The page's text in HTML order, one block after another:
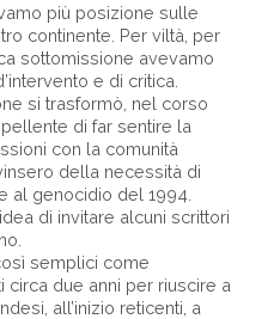
più posizione sulle
continente. Per viltà, per
sottomissione avevamo
e di critica.
si trasformò, nel corso
di far sentire la
con la comunità
della necessità di
al genocidio del 1994.
di invitare alcuni scrittori
semplici come
circa due anni per riuscire a
all’inizio reticenti, a